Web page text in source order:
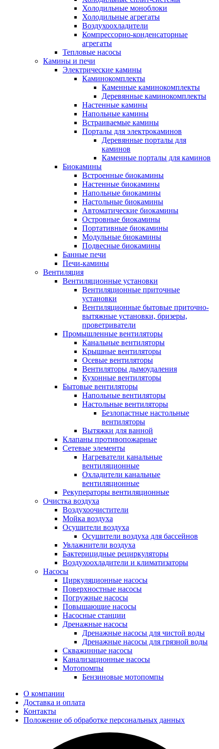
Холодильные моноблоки
Холодильные агрегаты
Воздухоохладители
Компрессорно-конденсаторные
агрегаты
Тепловые насосы
Камины и печи
Электрические камины
Каминокомплекты
Каменные каминокомплекты
Деревянные каминокомплекты
Настенные камины
Напольные камины
Встраиваемые камины
Порталы для электрокаминов
Деревянные порталы для
каминов
Каменные порталы для каминов
Биокамины
Встроенные биокамины
Настенные биокамины
Напольные биокамины
Настольные биокамины
Автоматические биокамины
Островные биокамины
Портативные биокамины
Модульные биокамины
Подвесные биокамины
Банные печи
Печи-камины
Вентиляция
Вентиляционные установки
Вентиляционные приточные
установки
Вентиляционные бытовые приточно-
вытяжные установки, бризеры,
проветриватели
Промышленные вентиляторы
Канальные вентиляторы
Крышные вентиляторы
Осевые вентиляторы
Вентиляторы дымоудаления
Кухонные вентиляторы
Бытовые вентиляторы
Напольные вентиляторы
Настольные вентиляторы
Безлопастные настольные
вентиляторы
Вытяжки для ванной
Клапаны противопожарные
Сетевые элементы
Нагреватели канальные
вентиляционные
Охладители канальные
вентиляционные
Рекуператоры вентиляционные
Очистка воздуха
Воздухоочистители
Мойка воздуха
Осушители воздуха
Осушители воздуха для бассейнов
Увлажнители воздуха
Бактерицидные рециркуляторы
Воздухоохладители и климатизаторы
Насосы
Циркуляционные насосы
Поверхностные насосы
Погружные насосы
Повышающие насосы
Насосные станции
Дренажные насосы
Дренажные насосы для чистой воды
Дренажные насосы для грязной воды
Скважинные насосы
Канализационные насосы
Мотопомпы
Бензиновые мотопомпы
О компании
Доставка и оплата
Контакты
Положение об обработке персональных данных